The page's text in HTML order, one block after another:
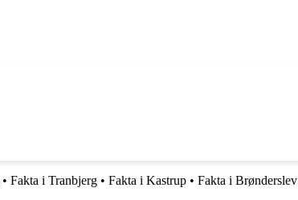
• Fakta i Tranbjerg • Fakta i Kastrup • Fakta i Brønderslev